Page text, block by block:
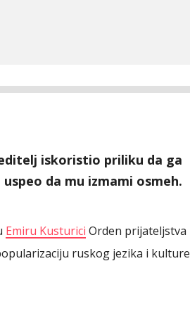
iskoristio priliku da ga
da mu izmami osmeh.
Emiru Kusturici Orden prijateljstva
ruskog jezika i kulture